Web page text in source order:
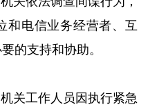
和电信业务经营者、互
的支持和协助。
关工作人员因执行紧急